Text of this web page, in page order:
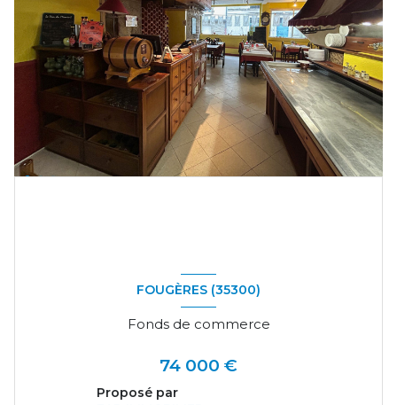
FOUGÈRES (35300)
Fonds de commerce
74 000 €
Proposé par